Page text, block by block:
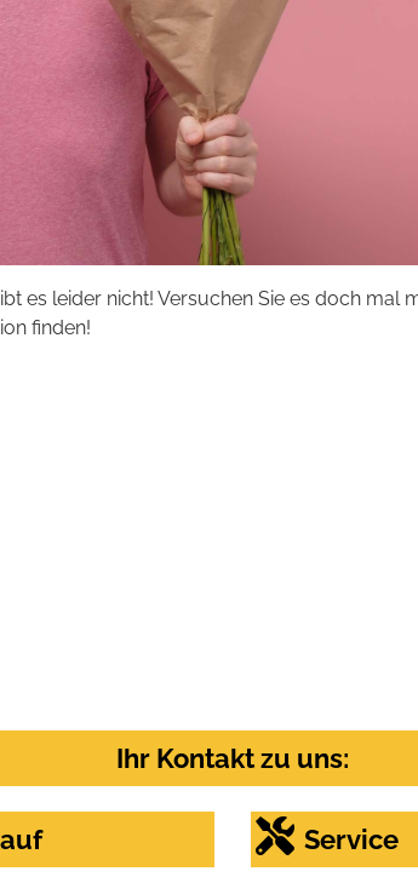
es leider nicht! Versuchen Sie es doch mal
finden!
Ihr Kontakt zu uns:
Service